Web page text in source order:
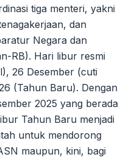
tiga menteri, yakni
dan
Negara dan
RB). Hari libur resmi
26 Desember (cuti
(Tahun Baru). Dengan
2025 yang berada
Tahun Baru menjadi
untuk mendorong
maupun, kini, bagi